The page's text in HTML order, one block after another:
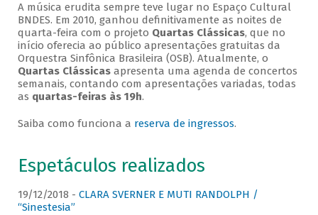
A música erudita sempre teve lugar no Espaço Cultural
BNDES. Em 2010, ganhou definitivamente as noites de
quarta-feira com o projeto Quartas Clássicas, que no
início oferecia ao público apresentações gratuitas da
Orquestra Sinfônica Brasileira (OSB). Atualmente, o
Quartas Clássicasapresenta uma agenda de concertos
semanais, contando com apresentações variadas, todas
as quartas-feiras às 19h.
Saiba como funciona a reserva de ingressos.
Espetáculos realizados
19/12/2018 - CLARA SVERNER E MUTI RANDOLPH /
“Sinestesia”